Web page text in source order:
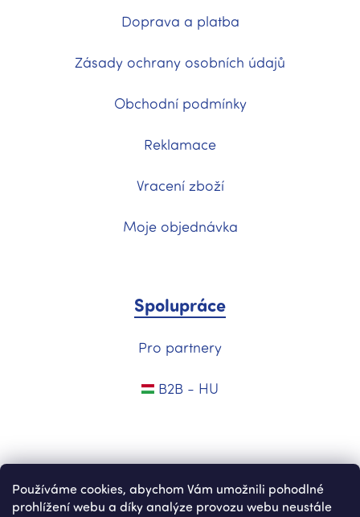
Používáme cookies, abychom Vám umožnili pohodlné
prohlížení webu a díky analýze provozu webu neustále
Doprava a platba
Zásady ochrany osobních údajů
Obchodní podmínky
Reklamace
Vracení zboží
Moje objednávka
Spolupráce
Pro partnery
B2B - HU